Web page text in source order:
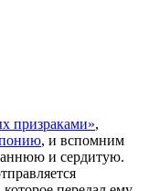
призраками»,
, и вспомним
и сердитую.